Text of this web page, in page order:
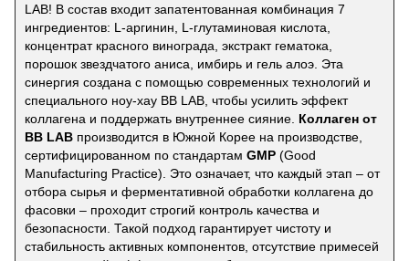
LAB! В состав входит запатентованная комбинация 7
ингредиентов: L-аргинин, L-глутаминовая кислота,
концентрат красного винограда, экстракт гематока,
порошок звездчатого аниса, имбирь и гель алоэ. Эта
синергия создана с помощью современных технологий и
специального ноу-хау BB LAB, чтобы усилить эффект
коллагена и поддержать внутреннее сияние. Коллаген от
BB LAB производится в Южной Корее на производстве,
сертифицированном по стандартам GMP (Good
Manufacturing Practice). Это означает, что каждый этап – от
отбора сырья и ферментативной обработки коллагена до
фасовки – проходит строгий контроль качества и
безопасности. Такой подход гарантирует чистоту и
стабильность активных компонентов, отсутствие примесей